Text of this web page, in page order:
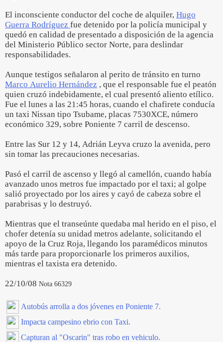
El inconsciente conductor del coche de alquiler, Hugo
Guerra Rodríguez fue detenido por la policía municipal y
quedó en calidad de presentado a disposición de la agencia
del Ministerio Público sector Norte, para deslindar
responsabilidades.
Aunque testigos señalaron al perito de tránsito en turno
Marco Aurelio Hernández , que el responsable fue el peatón
quien cruzó indebidamente, el cual presentó aliento etílico.
Fue el lunes a las 21:45 horas, cuando el chafirete conducía
un taxi Nissan tipo Tsubame, placas 7530XCE, número
económico 329, sobre Poniente 7 carril de descenso.
Entre las Sur 12 y 14, Adrián Leyva cruzo la avenida, pero
sin tomar las precauciones necesarias.
Pasó el carril de ascenso y llegó al camellón, cuando había
avanzado unos metros fue impactado por el taxi; al golpe
salió proyectado por los aires y cayó de cabeza sobre el
parabrisas y lo destruyó.
Mientras que el transeúnte quedaba mal herido en el piso, el
chofer detenía su unidad metros adelante, solicitando el
apoyo de la Cruz Roja, llegando los paramédicos minutos
más tarde para proporcionarle los primeros auxilios,
mientras el taxista era detenido.
22/10/08 Nota 66329
Autobús arrolla a dos jóvenes en Poniente 7.
Impacta campesino ebrio con Taxi.
Capturan al "Oscarin" tras robo en vehiculo.